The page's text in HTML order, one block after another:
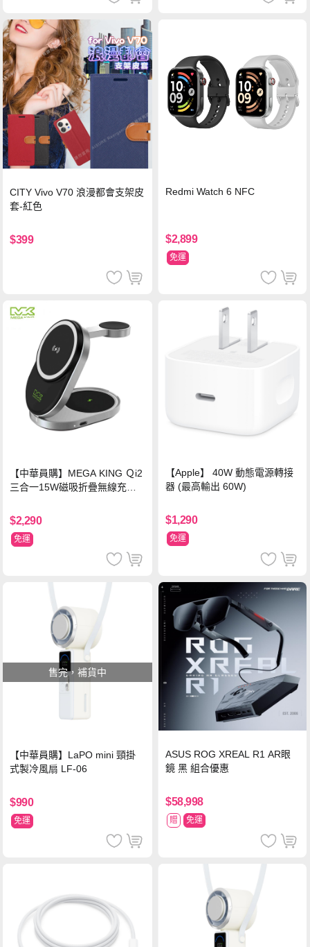
CITY Vivo V70 浪漫都會支架皮
套-紅色
$399
Redmi Watch 6 NFC
$2,899
免運
【中華員購】MEGA KING Ｑi2
三合一15W磁吸折疊無線充電
$2,290
免運
【Apple】 40W 動態電源轉接
器 (最高輸出 60W)
$1,290
免運
售完，補貨中
【中華員購】LaPO mini 頸掛
式製冷風扇 LF-06
$990
免運
ASUS ROG XREAL R1 AR眼
鏡 黑 組合優惠
$58,998
贈 免運